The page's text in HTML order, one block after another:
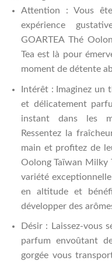
Attention : Vous
expérience
GOARTEA Thé
Tea est là pour
moment de détente
Intérêt : Imaginez un
et délicatement
instant dans les
Ressentez la
main et profitez de
Oolong Taïwan Milky
variété
en altitude et
développer des
Désir : Laissez-vous
parfum envoûtant
gorgée vous